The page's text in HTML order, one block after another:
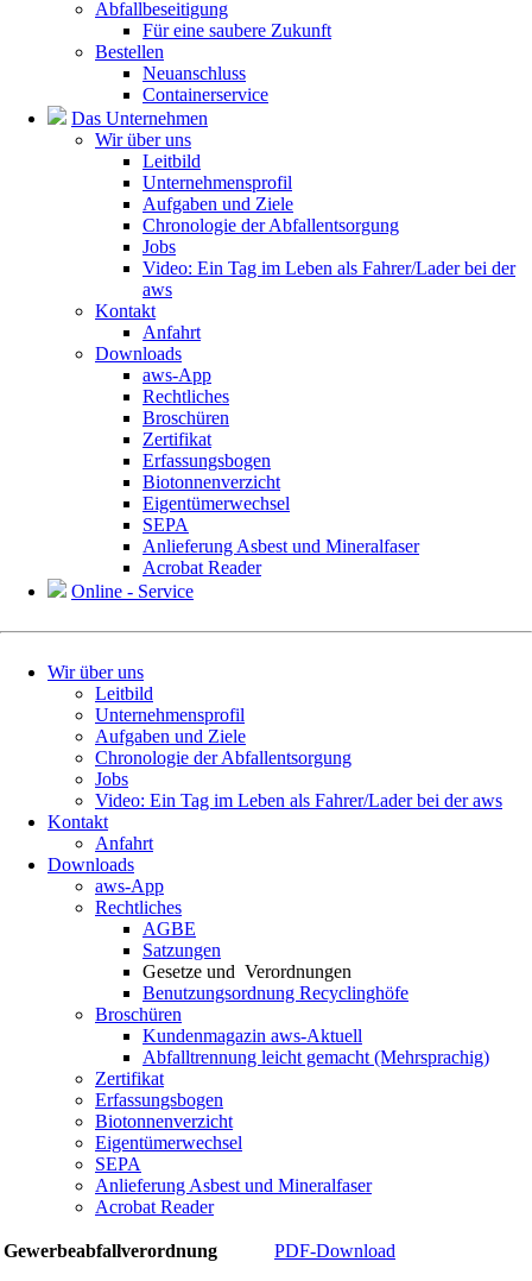
Abfallbeseitigung
Für eine saubere Zukunft
Bestellen
Neuanschluss
Containerservice
Das Unternehmen
Wir über uns
Leitbild
Unternehmensprofil
Aufgaben und Ziele
Chronologie der Abfallentsorgung
Jobs
Video: Ein Tag im Leben als Fahrer/Lader bei der
aws
Kontakt
Anfahrt
Downloads
aws-App
Rechtliches
Broschüren
Zertifikat
Erfassungsbogen
Biotonnenverzicht
Eigentümerwechsel
SEPA
Anlieferung Asbest und Mineralfaser
Acrobat Reader
Online - Service
überspringenWir über uns
Leitbild
Unternehmensprofil
Aufgaben und Ziele
Chronologie der Abfallentsorgung
Jobs
Video: Ein Tag im Leben als Fahrer/Lader bei der aws
Kontakt
Anfahrt
Downloads
aws-App
Rechtliches
AGBE
Satzungen
Gesetze und Verordnungen
Benutzungsordnung Recyclinghöfe
Broschüren
Kundenmagazin aws-Aktuell
Abfalltrennung leicht gemacht (Mehrsprachig)
Zertifikat
Erfassungsbogen
Biotonnenverzicht
Eigentümerwechsel
SEPA
Anlieferung Asbest und Mineralfaser
Acrobat Reader
Gewerbeabfallverordnung PDF-Download